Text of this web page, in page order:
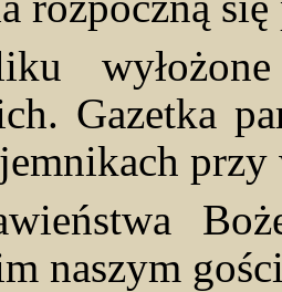
Gazetka
przy
naszym